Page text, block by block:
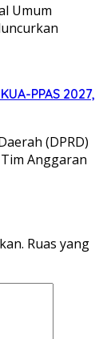
Umum
PPAS 2027,
(DPRD)
Anggaran
Ruas yang